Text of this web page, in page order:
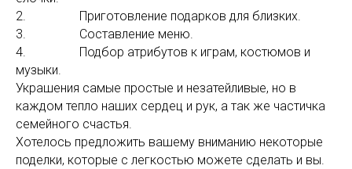
2. Приготовление подарков для близких.
3. Составление меню.
4. Подбор атрибутов к играм, костюмов и
музыки.
Украшения самые простые и незатейливые, но в
каждом тепло наших сердец и рук, а так же частичка
семейного счастья.
Хотелось предложить вашему вниманию некоторые
поделки, которые с легкостью можете сделать и вы.